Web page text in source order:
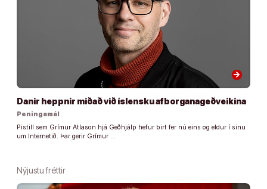
arrow_forward
Danir heppnir miðað við íslensku afborganageðveikina
Peningamál
Pistill sem Grímur Atlason hjá Geðhjálp hefur birt fer nú eins og eldur í sinu
um Internetið. Þar gerir Grímur …
Nýjustu fréttir